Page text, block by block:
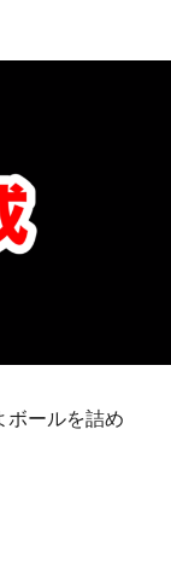
ボールを詰め